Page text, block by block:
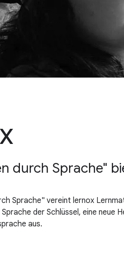
durch Sprache"
Sprache" vereint lernox
der Schlüssel, eine neue
aus.